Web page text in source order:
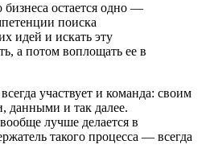
остается одно —
поиска
идей и искать эту
а потом воплощать ее в
участвует и команда: своим
данными и так далее.
лучше делается в
такого процесса — всегда